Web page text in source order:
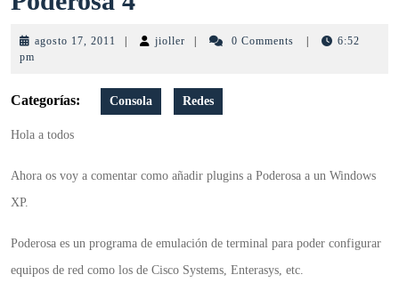
de
de
agosto 17, 2011 agosto jioller jioller 0 Comments
6:52
pm
Categorías: Consola Redes
Hola a todos
Ahora os voy a comentar como añadir plugins a Poderosa a un Windows
XP.
Poderosa es un programa de emulación de terminal para poder configurar
equipos de red como los de Cisco Systems, Enterasys, etc.